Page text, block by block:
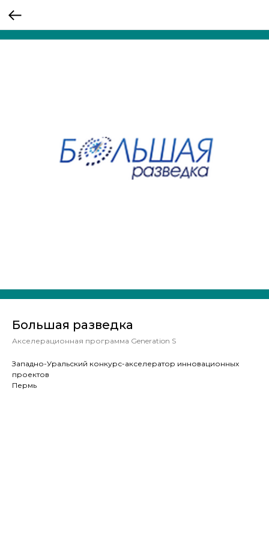
Большая разведка
Акселерационная программа Generation S
Западно-Уральский конкурс-акселератор инновационных
проектов
Пермь